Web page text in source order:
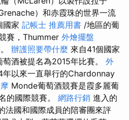
）和赤霞珠的世界一流
國家 記帳士 推薦用書 /地區的葡
賽，Thummer 外燴擺盤
辦護照要帶什麼 來自41個國家
酒被提名為2015年比賽。 外
年以來一直舉行的Chardonnay
Monde葡萄酒競賽是霞多麗葡
的國際競賽。 網路行銷 進入的
法國和國際成員的陪審團來評